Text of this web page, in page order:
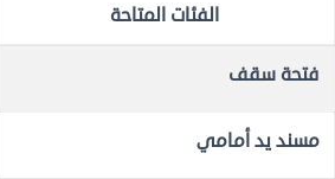
الفئات المتاحة
فتحة سقف
مسند يد أمامي